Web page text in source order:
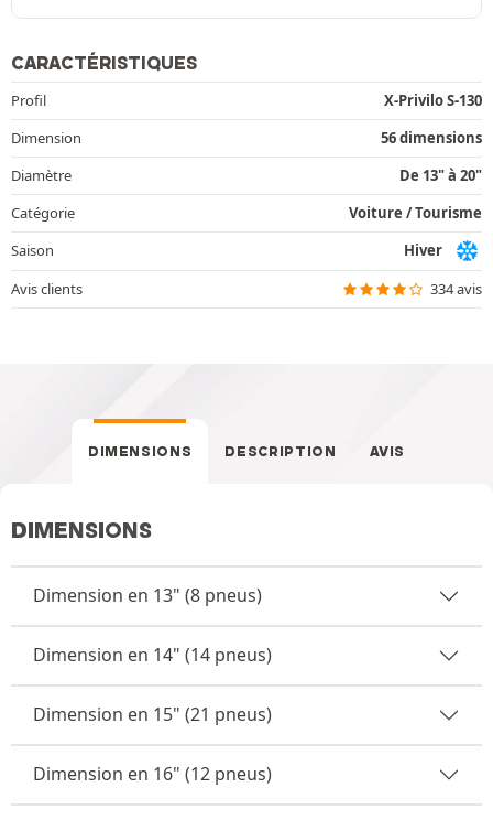
CARACTÉRISTIQUES
Profil
X-Privilo S-130
Dimension
56 dimensions
Diamètre
De 13" à 20"
Catégorie
Voiture / Tourisme
Saison
Hiver
Avis clients
334 avis
DIMENSIONS DESCRIPTION AVIS
DIMENSIONS
Dimension en 13" (8 pneus)
Dimension en 14" (14 pneus)
Dimension en 15" (21 pneus)
Dimension en 16" (12 pneus)